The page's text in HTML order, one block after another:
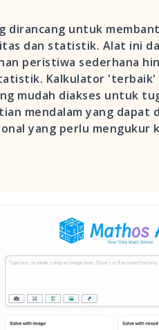
dirancang untuk
dan statistik. Alat ini
peristiwa sederhana
Kalkulator
mudah diakses untuk
mendalam yang dapat
yang perlu mengukur